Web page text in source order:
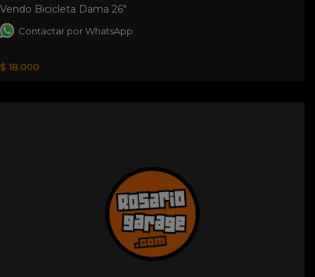
Vendo Bicicleta Dama 26"
Contactar por WhatsApp
$ 18.000